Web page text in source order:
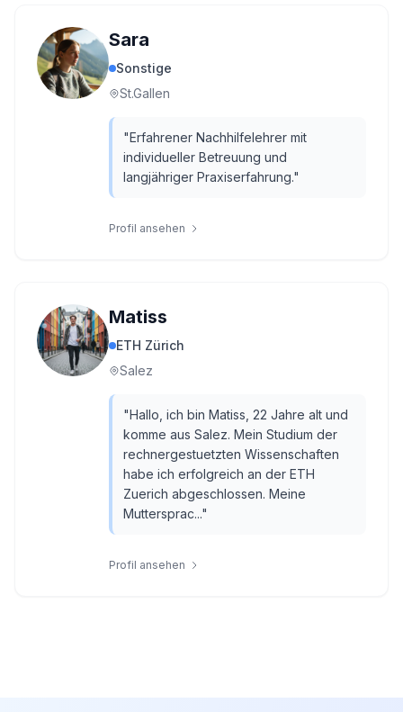
Sara
Sonstige
St.Gallen
"Erfahrener Nachhilfelehrer mit
individueller Betreuung und
langjähriger Praxiserfahrung."
Profil ansehen
Matiss
ETH Zürich
Salez
"Hallo, ich bin Matiss, 22 Jahre alt und
komme aus Salez. Mein Studium der
rechnergestuetzten Wissenschaften
habe ich erfolgreich an der ETH
Zuerich abgeschlossen. Meine
Muttersprac..."
Profil ansehen